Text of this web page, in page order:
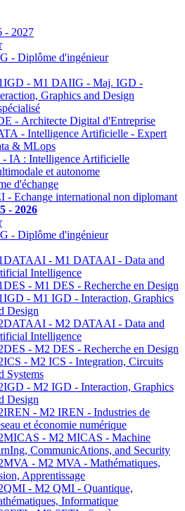
- 2027
- Diplôme d'ingénieur
- M1 DAIIG - Maj. IGD -
Graphics and Design
- Architecte Digital d'Entreprise
- Intelligence Artificielle - Expert
& MLops
IA : Intelligence Artificielle
et autonome
d'échange
- Echange international non diplomant
- 2026
- Diplôme d'ingénieur
- M1 DATAAI - Data and
Intelligence
- M1 DES - Recherche en Design
- M1 IGD - Interaction, Graphics
Design
- M2 DATAAI - Data and
Intelligence
- M2 DES - Recherche en Design
- M2 ICS - Integration, Circuits
Systems
- M2 IGD - Interaction, Graphics
Design
- M2 IREN - Industries de
et économie numérique
- M2 MICAS - Machine
CommunicAtions, and Security
- M2 MVA - Mathématiques,
Apprentissage
- M2 QMI - Quantique,
Informatique